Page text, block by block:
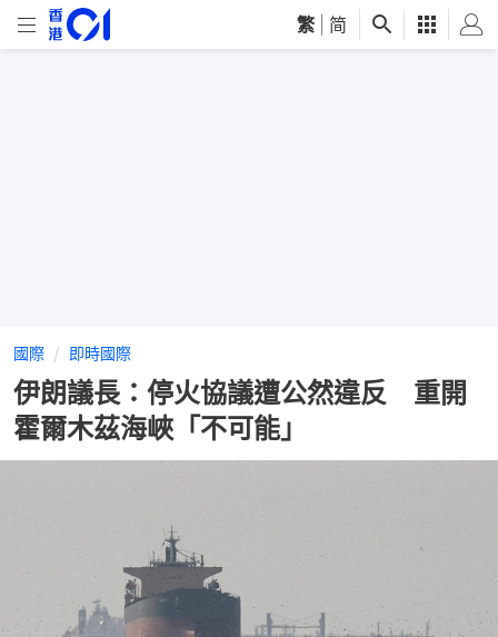
繁 简
國際 即時國際
伊朗議長：停火協議遭公然違反 重開
霍爾木茲海峽「不可能」